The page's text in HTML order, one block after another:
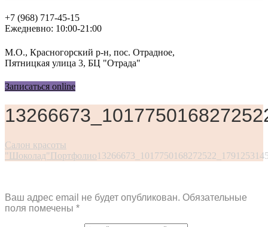
+7 (968) 717-45-15
Ежедневно: 10:00-21:00
М.О., Красногорский р-н, пос. Отрадное,
Пятницкая улица 3, БЦ "Отрада"
Записаться online
Салон красоты
"Шоколад"Портфолио
Ваш адрес email не будет опубликован. Обязательные
поля помечены *